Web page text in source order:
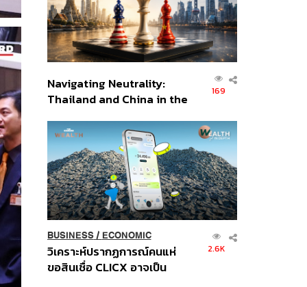
Navigating Neutrality:
Thailand and China in the
Order
169
BUSINESS/ ECONOMIC
วิเคราะห์ปรากฏการณ์คนแห่
ขอสินเชื่อ CLICX อาจเป็น
2.6K